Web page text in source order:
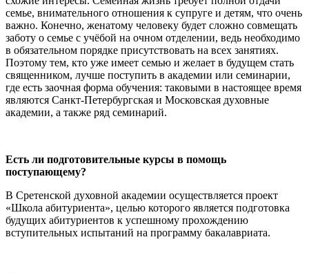
семье, внимательного отношения к супруге и детям, что очень
важно. Конечно, женатому человеку будет сложно совмещать
заботу о семье с учёбой на очном отделении, ведь необходимо
в обязательном порядке присутствовать на всех занятиях.
Поэтому тем, кто уже имеет семью и желает в будущем стать
священником, лучше поступить в академии или семинарии,
где есть заочная форма обучения: таковыми в настоящее время
являются Санкт-Петербургская и Московская духовные
академии, а также ряд семинарий.
Есть ли подготовительные курсы в помощь
поступающему?
В Сретенской духовной академии осуществляется проект
«Школа абитуриента», целью которого является подготовка
будущих абитуриентов к успешному прохождению
вступительных испытаний на программу бакалавриата.